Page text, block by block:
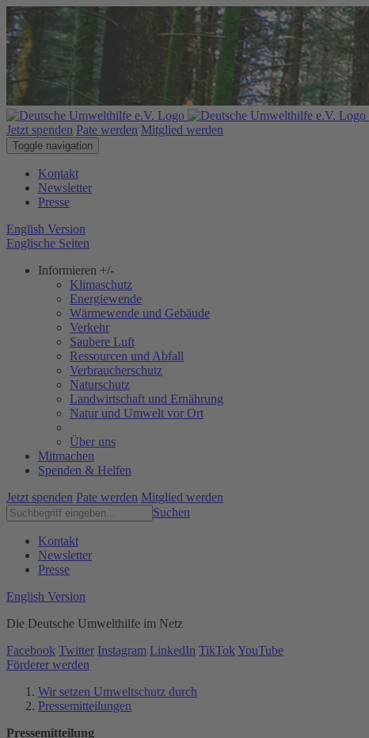
Jetzt spenden Pate werden Mitglied werden
Toggle navigation
Kontakt
Newsletter
Presse
English Version
Englische Seiten
Informieren +/-
Klimaschutz
Energiewende
Wärmewende und Gebäude
Verkehr
Saubere Luft
Ressourcen und Abfall
Verbraucherschutz
Naturschutz
Landwirtschaft und Ernährung
Natur und Umwelt vor Ort
Über uns
Mitmachen
Spenden & Helfen
Jetzt spenden Pate werden Mitglied werden
Suchen
Kontakt
Newsletter
Presse
English Version
Die Deutsche Umwelthilfe im Netz
Facebook Twitter Instagram LinkedIn TikTok YouTube
Förderer werden
Wir setzen Umweltschutz durch
Pressemitteilungen
Pressemitteilung